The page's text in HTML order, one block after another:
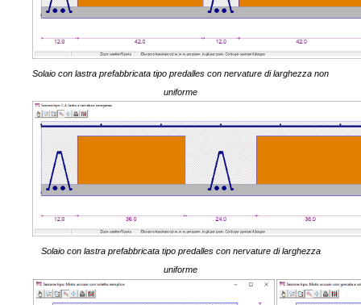
Solaio con lastra prefabbricata tipo predalles con nervature di larghezza non
uniforme
Solaio con lastra prefabbricata tipo predalles con nervature di larghezza
uniforme